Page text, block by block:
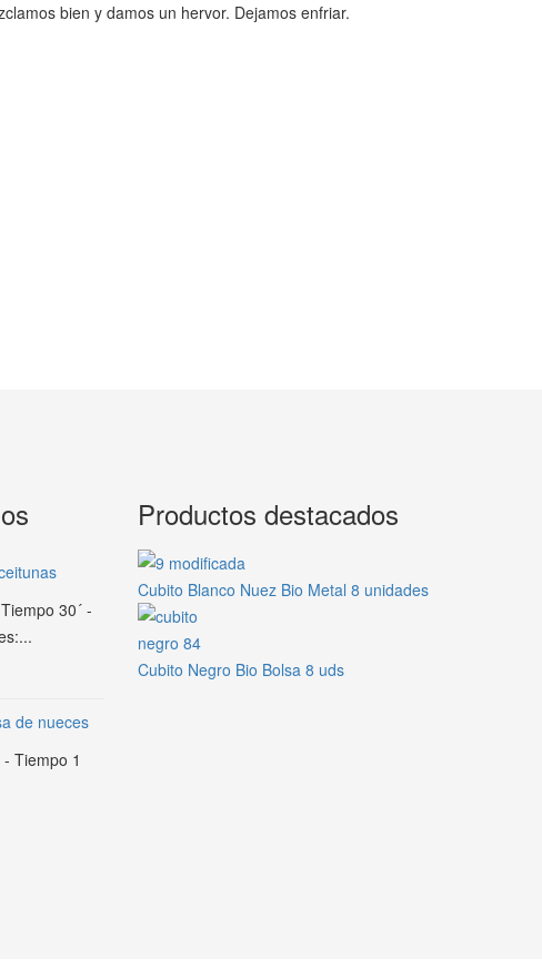
bien y damos un hervor. Dejamos enfriar.
30´ -
de nueces
Tiempo 1
Productos destacados
Cubito Blanco Nuez Bio Metal 8 unidades
Cubito Negro Bio Bolsa 8 uds